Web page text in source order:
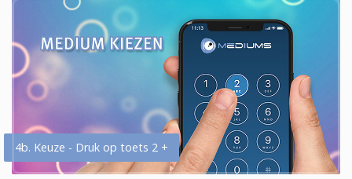
4b. Keuze - Druk op toets 2 +